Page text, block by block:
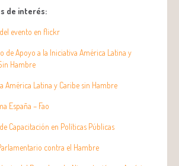
de interés:
evento en flickr
de Apoyo a la Iniciativa América Latina y
Hambre
América Latina y Caribe sin Hambre
España – Fao
Capacitación en Políticas Públicas
contra el Hambre